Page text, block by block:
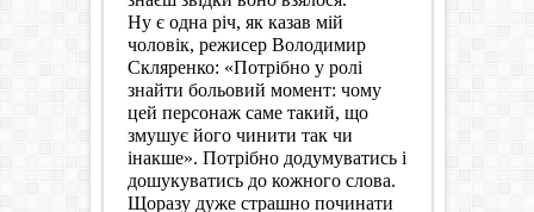
Ну є одна річ, як казав мій
чоловік, режисер Володимир
Скляренко: «Потрібно у ролі
знайти больовий момент: чому
цей персонаж саме такий, що
змушує його чинити так чи
інакше». Потрібно додумуватись і
дошукуватись до кожного слова.
Щоразу дуже страшно починати